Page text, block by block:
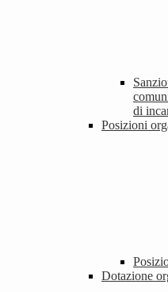
di
Posizioni
Dotazione